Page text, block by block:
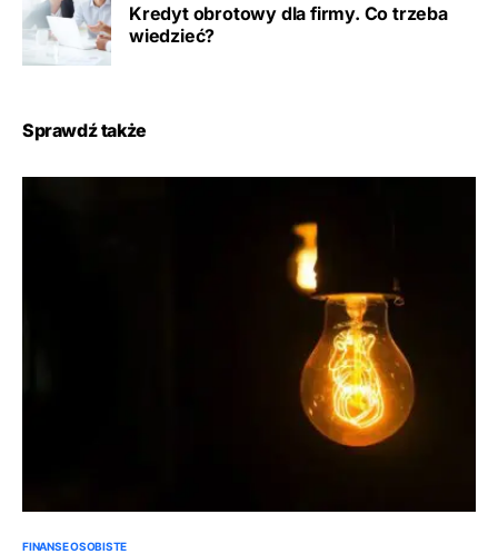
Kredyt obrotowy dla firmy. Co trzeba
wiedzieć?
Sprawdź także
FINANSE OSOBISTE